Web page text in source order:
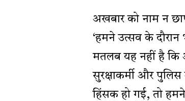
अखबार को नाम न
‘हमने उत्सव के दौरान
मतलब यह नहीं है कि
सुरक्षाकर्मी और
हिंसक हो गई, तो